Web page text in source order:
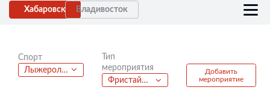
Хабаровск Владивосток
Спорт
Лыжероллеры
Тип
мероприятия
Фристайл батлы
Добавить
мероприятие